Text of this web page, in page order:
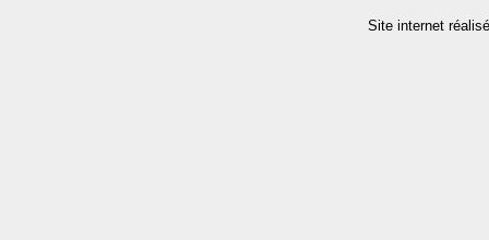
Site internet